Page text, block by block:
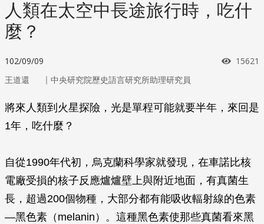
人類在太空中長途旅行時，吃什
麼？
102/09/09 瀏覽次
15621
王道還 ｜ 中央研究院歷史語言研究所助理研究員
將來人類到火星探險，光是單程可能就要半年，來回是
1年，吃什麼？
自從1990年代初，烏克蘭科學家就發現，在車諾比核
電廠受損的核子反應爐爐壁上與附近地面，有真菌生
長，超過200個物種，大部分都有能吸收輻射線的色素
—黑色素（melanin）。這種黑色素使那些真菌看來黑